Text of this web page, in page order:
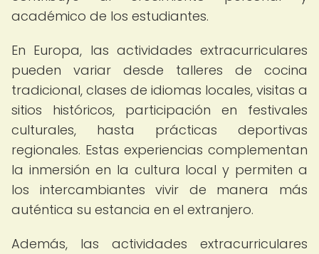
académico de los estudiantes.
En Europa, las actividades extracurriculares
pueden variar desde talleres de cocina
tradicional, clases de idiomas locales, visitas a
sitios históricos, participación en festivales
culturales, hasta prácticas deportivas
regionales. Estas experiencias complementan
la inmersión en la cultura local y permiten a
los intercambiantes vivir de manera más
auténtica su estancia en el extranjero.
Además, las actividades extracurriculares